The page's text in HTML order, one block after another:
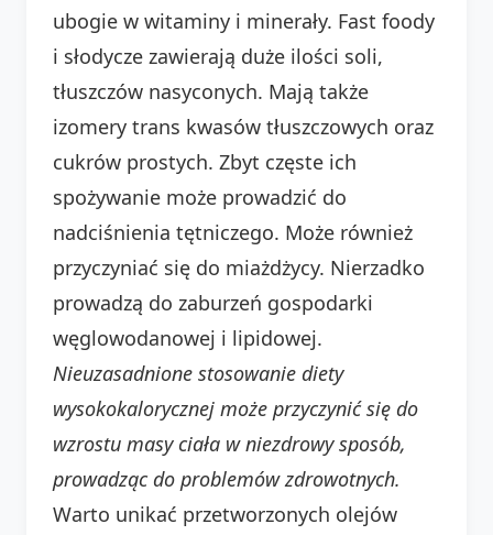
ubogie w witaminy i minerały. Fast foody
i słodycze zawierają duże ilości soli,
tłuszczów nasyconych. Mają także
izomery trans kwasów tłuszczowych oraz
cukrów prostych. Zbyt częste ich
spożywanie może prowadzić do
nadciśnienia tętniczego. Może również
przyczyniać się do miażdżycy. Nierzadko
prowadzą do zaburzeń gospodarki
węglowodanowej i lipidowej.
Nieuzasadnione stosowanie diety
wysokokalorycznej może przyczynić się do
wzrostu masy ciała w niezdrowy sposób,
prowadząc do problemów zdrowotnych.
Warto unikać przetworzonych olejów